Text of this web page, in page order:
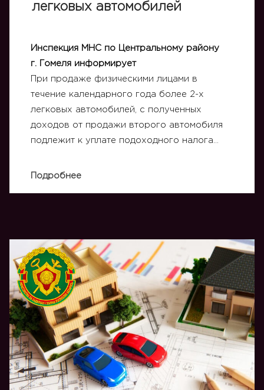
легковых автомобилей
Инспекция МНС по Центральному району
г. Гомеля информирует
При продаже физическими лицами в
течение календарного года более 2-х
легковых автомобилей, с полученных
доходов от продажи второго автомобиля
подлежит к уплате подоходного налога…
Подробнее